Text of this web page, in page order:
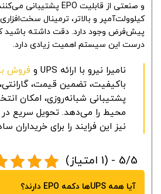
درست این سیستم اهمیت زیادی دارد.
نامیرا نیرو با ارائه UPS و
فروش
باکیفیت، تضمین قیمت،
پشتیبانی شبانه‌روزی، امکان
محیط را می‌دهد. تحویل سریع
نیز این فرایند را برای خریداران
5/5 - (1 امتیاز)
آیا همه UPSها دکمه EPO دارند؟